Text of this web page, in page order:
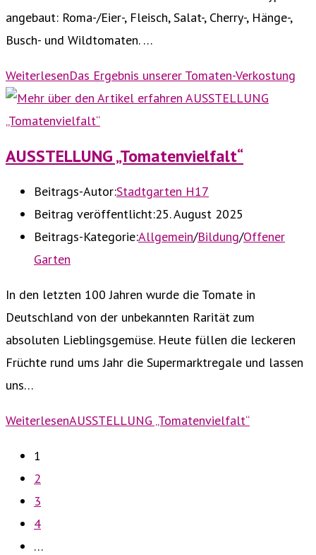
angebaut: Roma-/Eier-, Fleisch, Salat-, Cherry-, Hänge-,
Busch- und Wildtomaten. …
WeiterlesenDas Ergebnis unserer Tomaten-Verkostung
AUSSTELLUNG „Tomatenvielfalt“
Beitrags-Autor:Stadtgarten H17
Beitrag veröffentlicht:25. August 2025
Beitrags-Kategorie:Allgemein/Bildung/Offener
Garten
In den letzten 100 Jahren wurde die Tomate in
Deutschland von der unbekannten Rarität zum
absoluten Lieblingsgemüse. Heute füllen die leckeren
Früchte rund ums Jahr die Supermarktregale und lassen
uns…
WeiterlesenAUSSTELLUNG „Tomatenvielfalt“
1
2
3
4
…